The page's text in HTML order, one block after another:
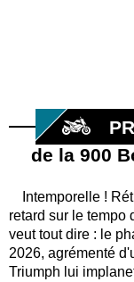
de la 900
Intemporelle !
retard sur le tempo
veut tout dire : le
2026, agrémenté
Triumph lui